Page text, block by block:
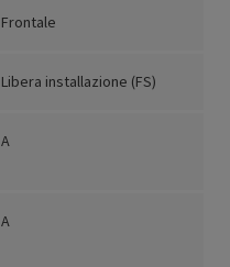
Frontale
Libera installazione (FS)
A
A